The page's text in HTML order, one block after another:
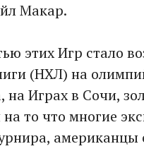
Макар.
этих Игр стало
(НХЛ) на
на Играх в Сочи,
то что многие
американцы